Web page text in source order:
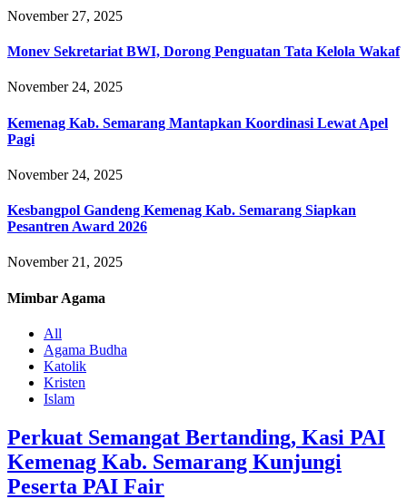
November 27, 2025
Monev Sekretariat BWI, Dorong Penguatan Tata Kelola Wakaf
November 24, 2025
Kemenag Kab. Semarang Mantapkan Koordinasi Lewat Apel
Pagi
November 24, 2025
Kesbangpol Gandeng Kemenag Kab. Semarang Siapkan
Pesantren Award 2026
November 21, 2025
Mimbar Agama
All
Agama Budha
Katolik
Kristen
Islam
Perkuat Semangat Bertanding, Kasi PAI
Kemenag Kab. Semarang Kunjungi
Peserta PAI Fair